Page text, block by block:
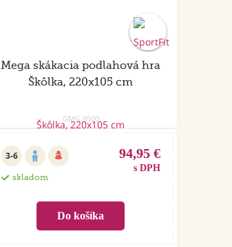
Mega skákacia podlahová hra
Škôlka, 220x105 cm
GMG.9500
3-6
skladom
94,95 €
s DPH